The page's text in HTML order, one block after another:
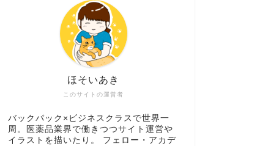
このサイトの運営者
ほそいあき
バックパック×ビジネスクラスで世界一
周。医薬品業界で働きつつサイト運営や
イラストを描いたり。 フェロー・アカデ